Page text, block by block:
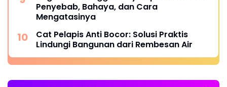
Penyebab, Bahaya, dan Cara
Mengatasinya
Cat Pelapis Anti Bocor: Solusi Praktis
Lindungi Bangunan dari Rembesan Air